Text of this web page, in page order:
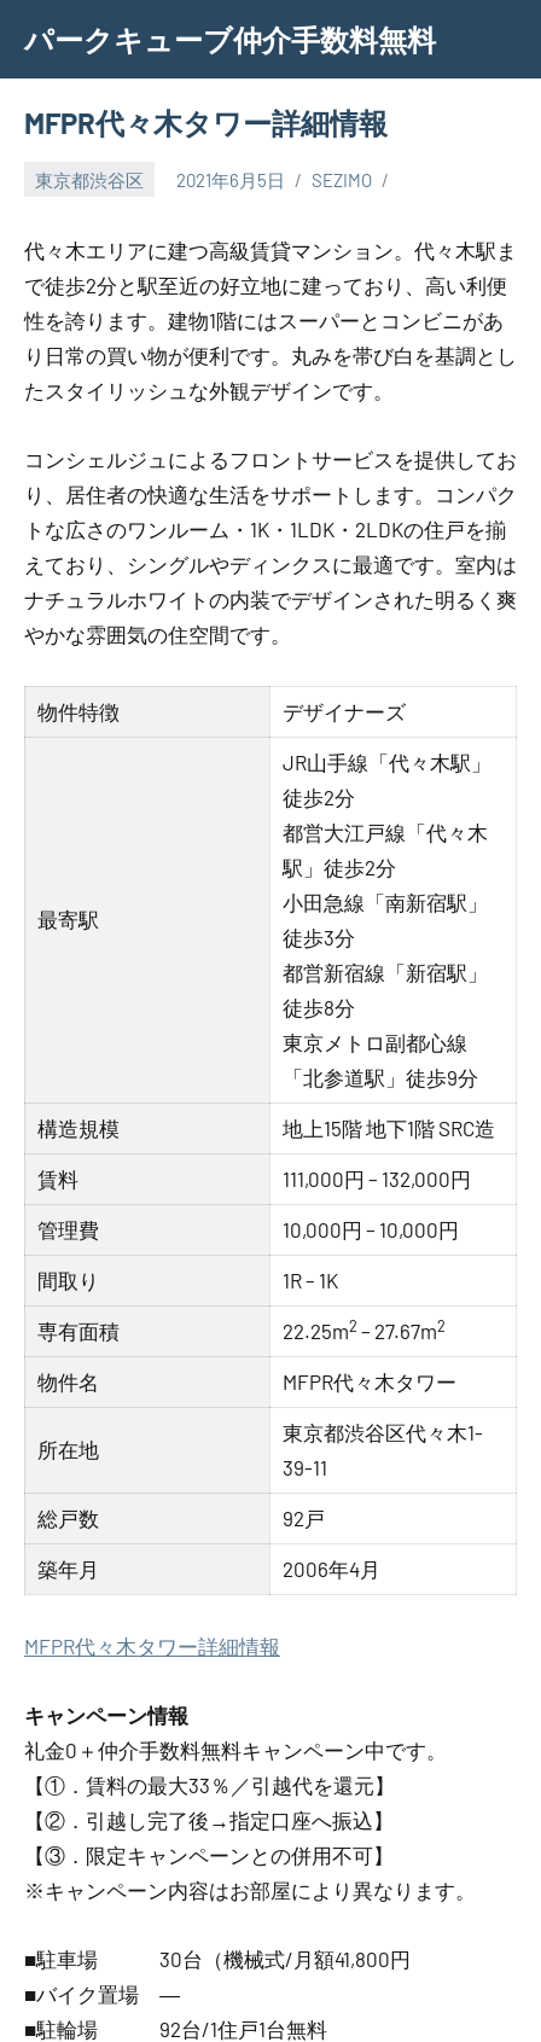
content
パークキューブ仲介手数料無料
MFPR代々木タワー詳細情報
東京都渋谷区 2021年6月5日 SEZIMO
代々木エリアに建つ高級賃貸マンション。代々木駅ま
で徒歩2分と駅至近の好立地に建っており、高い利便
性を誇ります。建物1階にはスーパーとコンビニがあ
り日常の買い物が便利です。丸みを帯び白を基調とし
たスタイリッシュな外観デザインです。
コンシェルジュによるフロントサービスを提供してお
り、居住者の快適な生活をサポートします。コンパク
トな広さのワンルーム・1K・1LDK・2LDKの住戸を揃
えており、シングルやディンクスに最適です。室内は
ナチュラルホワイトの内装でデザインされた明るく爽
やかな雰囲気の住空間です。
物件特徴 デザイナーズ
最寄駅
JR山手線「代々木駅」
徒歩2分
都営大江戸線「代々木
駅」徒歩2分
小田急線「南新宿駅」
徒歩3分
都営新宿線「新宿駅」
徒歩8分
東京メトロ副都心線
「北参道駅」徒歩9分
構造規模 地上15階 地下1階 SRC造
賃料 111,000円 – 132,000円
管理費 10,000円 – 10,000円
間取り 1R – 1K
専有面積 22.25m2 – 27.67m2
物件名 MFPR代々木タワー
所在地
東京都渋谷区代々木1-
39-11
総戸数 92戸
築年月 2006年4月
MFPR代々木タワー詳細情報
キャンペーン情報
礼金0 ＋ 仲介手数料無料キャンペーン中です。
【①．賃料の最大33％／引越代を還元】
【②．引越し完了後→指定口座へ振込】
【③．限定キャンペーンとの併用不可】
※キャンペーン内容はお部屋により異なります。
■駐車場 30台（機械式/月額41,800円
■バイク置場 ―
■駐輪場 92台/1住戸1台無料